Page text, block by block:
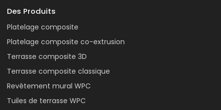
Des Produits
Platelage composite
Platelage composite co-extrusion
Terrasse composite 3D
Terrasse composite classique
Revêtement mural WPC
Tuiles de terrasse WPC